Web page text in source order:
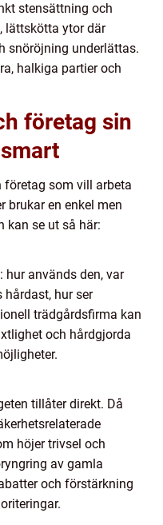
stensättning och
lättskötta ytor där
snöröjning underlättas.
halkiga partier och
företag sin
som vill arbeta
brukar en enkel men
kan se ut så här:
hur används den, var
hur ser
trädgårdsfirma kan
och hårdgjorda
tillåter direkt. Då
höjer trivsel och
av gamla
och förstärkning